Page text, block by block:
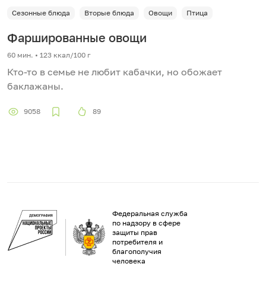
Сезонные блюда Вторые блюда Овощи Птица
Фаршированные овощи
60 мин. • 123 ккал/100 г
Кто-то в семье не любит кабачки, но обожает
баклажаны.
9058 89
Федеральная служба
по надзору в сфере
защиты прав
потребителя и
благополучия
человека